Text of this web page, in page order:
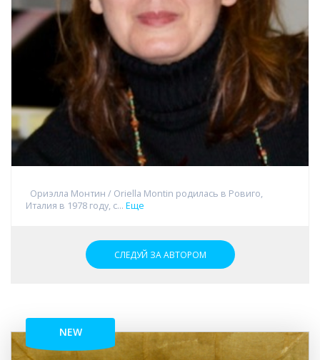
Ориэлла Монтин / Oriella Montin родилась в Ровиго,
Италия в 1978 году, с... Еще
СЛЕДУЙ ЗА АВТОРОМ
NEW